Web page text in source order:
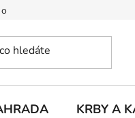
osobních údajů
KRBY A